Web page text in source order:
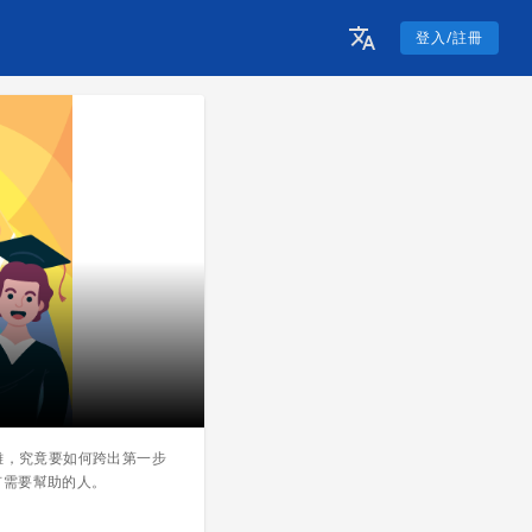
登入/註冊
究竟要如何跨出第一步
要幫助的人。